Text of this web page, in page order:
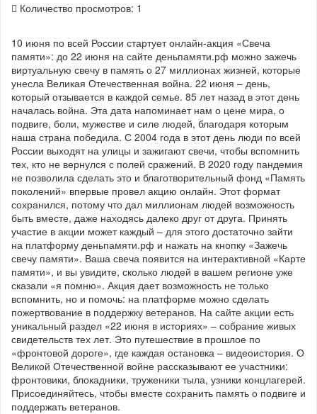
Количество просмотров: 1
10 июня по всей России стартует онлайн-акция «Свеча
памяти»: до 22 июня на сайте деньпамяти.рф можно зажечь
виртуальную свечу в память о 27 миллионах жизней, которые
унесла Великая Отечественная война. 22 июня – день,
который отзывается в каждой семье. 85 лет назад в этот день
началась война. Эта дата напоминает нам о цене мира, о
подвиге, боли, мужестве и силе людей, благодаря которым
наша страна победила. С 2004 года в этот день люди по всей
России выходят на улицы и зажигают свечи, чтобы вспомнить
тех, кто не вернулся с полей сражений. В 2020 году пандемия
не позволила сделать это и благотворительный фонд «Память
поколений» впервые провел акцию онлайн. Этот формат
сохранился, потому что дал миллионам людей возможность
быть вместе, даже находясь далеко друг от друга. Принять
участие в акции может каждый – для этого достаточно зайти
на платформу деньпамяти.рф и нажать на кнопку «Зажечь
свечу памяти». Ваша свеча появится на интерактивной «Карте
памяти», и вы увидите, сколько людей в вашем регионе уже
сказали «я помню». Акция дает возможность не только
вспомнить, но и помочь: на платформе можно сделать
пожертвование в поддержку ветеранов. На сайте акции есть
уникальный раздел «22 июня в историях» – собрание живых
свидетельств тех лет. Это путешествие в прошлое по
«фронтовой дороге», где каждая остановка – видеоистория. О
Великой Отечественной войне рассказывают ее участники:
фронтовики, блокадники, труженики тыла, узники концлагерей.
Присоединяйтесь, чтобы вместе сохранить память о подвиге и
поддержать ветеранов.